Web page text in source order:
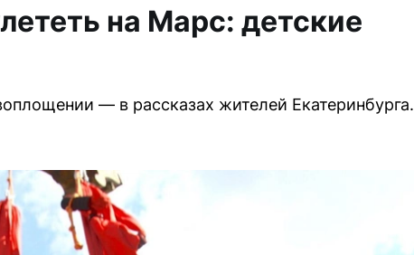
на Марс: детские
— в рассказах жителей Екатеринбурга.